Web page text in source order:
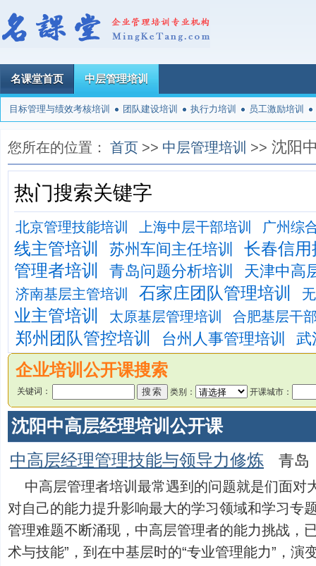
名课堂首页 中层管理培训
目标管理与绩效考核培训 团队建设培训 执行力培训 员工激励培训
您所在的位置： 首页 >> 中层管理培训 >> 沈阳
热门搜索关键字
北京管理技能培训 上海中层干部培训 广州综
线主管培训 苏州车间主任培训
长春信
管理者培训
青岛问题分析培训 天津中高
济南基层主管培训 石家庄团队管理培训
业主管培训 太原基层管理培训 合肥基层干
郑州团队管控培训 台州人事管理培训 武
企业培训公开课搜索
关键词： 类别： 开课城市：
沈阳中高层经理培训公开课
中高层经理管理技能与领导力修炼 青岛
中高层管理者培训最常遇到的问题就是们面对
对自己的能力提升影响最大的学习领域和学习专
管理难题不断涌现，中高层管理者的能力挑战，
术与技能”，到在中基层时的“专业管理能力”，演